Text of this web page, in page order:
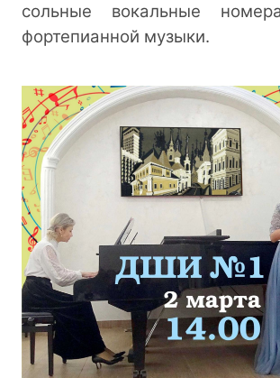
сольные вокальные
фортепианной музыки.